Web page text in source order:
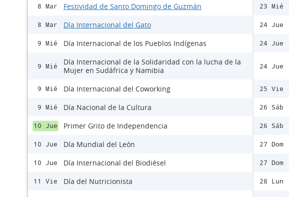
8 Mar Festividad de Santo Domingo de Guzmán
8 Mar Día Internacional del Gato
9 Mié Día Internacional de los Pueblos Indígenas
9 Mié
Día Internacional de la Solidaridad con la lucha de la
Mujer en Sudáfrica y Namibia
9 Mié Día Internacional del Coworking
9 Mié Día Nacional de la Cultura
10 Jue Primer Grito de Independencia
10 Jue Día Mundial del León
10 Jue Día Internacional del Biodiésel
11 Vie Día del Nutricionista
23 Mié
24 Jue
24 Jue
24 Jue
25 Vie
26 Sáb
26 Sáb
27 Dom
27 Dom
28 Lun